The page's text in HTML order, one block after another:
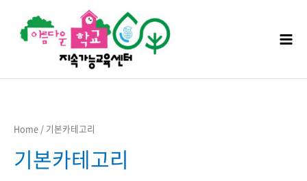
건너뛰기
Home / 기본카테고리
기본카테고리